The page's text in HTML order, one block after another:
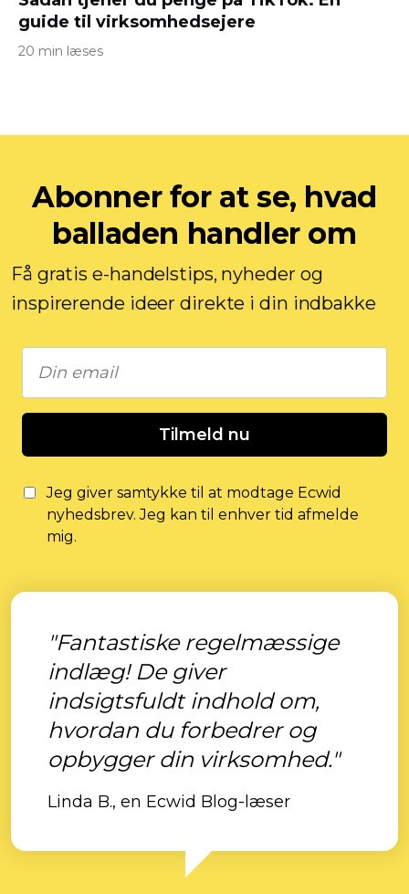
guide til virksomhedsejere
20 min læses
Abonner for at se, hvad
balladen handler om
Få gratis e-handelstips, nyheder og
inspirerende ideer direkte i din indbakke
Tilmeld nu
Jeg giver samtykke til at modtage Ecwid
nyhedsbrev. Jeg kan til enhver tid afmelde
mig.
"Fantastiske regelmæssige
indlæg! De giver
indsigtsfuldt indhold om,
hvordan du forbedrer og
opbygger din virksomhed."
Linda B., en Ecwid Blog-læser